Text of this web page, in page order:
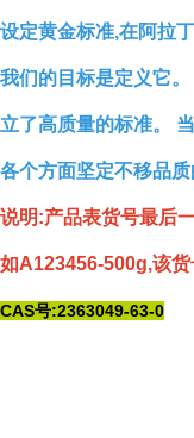
设定黄金标准,在阿拉
我们的目标是定义它
立了高质量的标准。
各个方面坚定不移品质
说明:产品表货号最后
如A123456-500g,该货
CAS号:2363049-63-0